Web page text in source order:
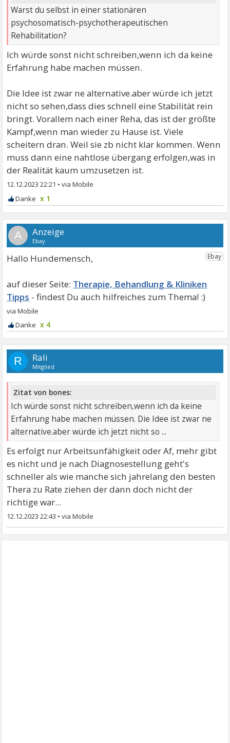
Warst du selbst in einer stationären
psychosomatisch-psychotherapeutischen
Rehabilitation?
Ich würde sonst nicht schreiben,wenn ich da keine
Erfahrung habe machen müssen.
Die Idee ist zwar ne alternative.aber würde ich jetzt
nicht so sehen,dass dies schnell eine Stabilität rein
bringt. Vorallem nach einer Reha, das ist der größte
Kampf,wenn man wieder zu Hause ist. Viele
scheitern dran. Weil sie zb nicht klar kommen. Wenn
muss dann eine nahtlose übergang erfolgen,was in
der Realität kaum umzusetzen ist.
12.12.2023 22:21 •
x 1
A
Hallo Hundemensch,
Therapie, Behandlung & Kliniken
Tipps
x 4
R Rali
Mitglied
Zitat von bones:
Ich würde sonst nicht schreiben,wenn ich da keine
Erfahrung habe machen müssen. Die Idee ist zwar ne
alternative.aber würde ich jetzt nicht so ...
Es erfolgt nur Arbeitsunfähigkeit oder Af, mehr gibt
es nicht und je nach Diagnosestellung geht's
schneller als wie manche sich jahrelang den besten
Thera zu Rate ziehen der dann doch nicht der
richtige war...
12.12.2023 22:43 •